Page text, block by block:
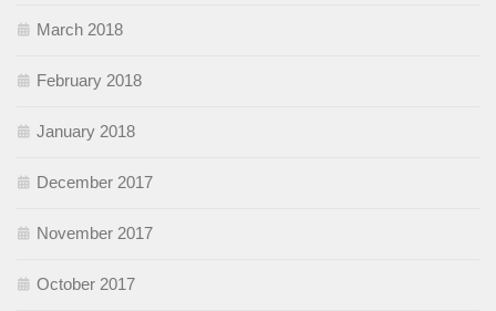
March 2018
February 2018
January 2018
December 2017
November 2017
October 2017